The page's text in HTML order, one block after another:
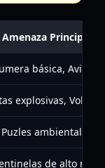
Amenaza Principal
básica, Avispas
explosivas,
Puzles ambientales
de alto nivel